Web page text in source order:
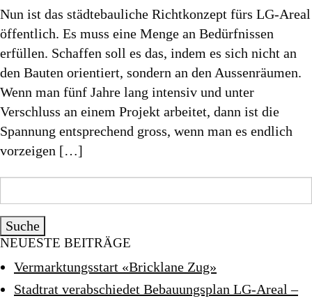
Nun ist das städtebauliche Richtkonzept fürs LG-Areal
öffentlich. Es muss eine Menge an Bedürfnissen
erfüllen. Schaffen soll es das, indem es sich nicht an
den Bauten orientiert, sondern an den Aussenräumen.
Wenn man fünf Jahre lang intensiv und unter
Verschluss an einem Projekt arbeitet, dann ist die
Spannung entsprechend gross, wenn man es endlich
vorzeigen […]
nach:
NEUESTE BEITRÄGE
Vermarktungsstart «Bricklane Zug»
Stadtrat verabschiedet Bebauungsplan LG-Areal –